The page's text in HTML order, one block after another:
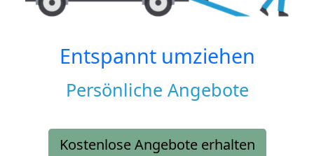
Entspannt umziehen
Persönliche Angebote
Kostenlose Angebote erhalten